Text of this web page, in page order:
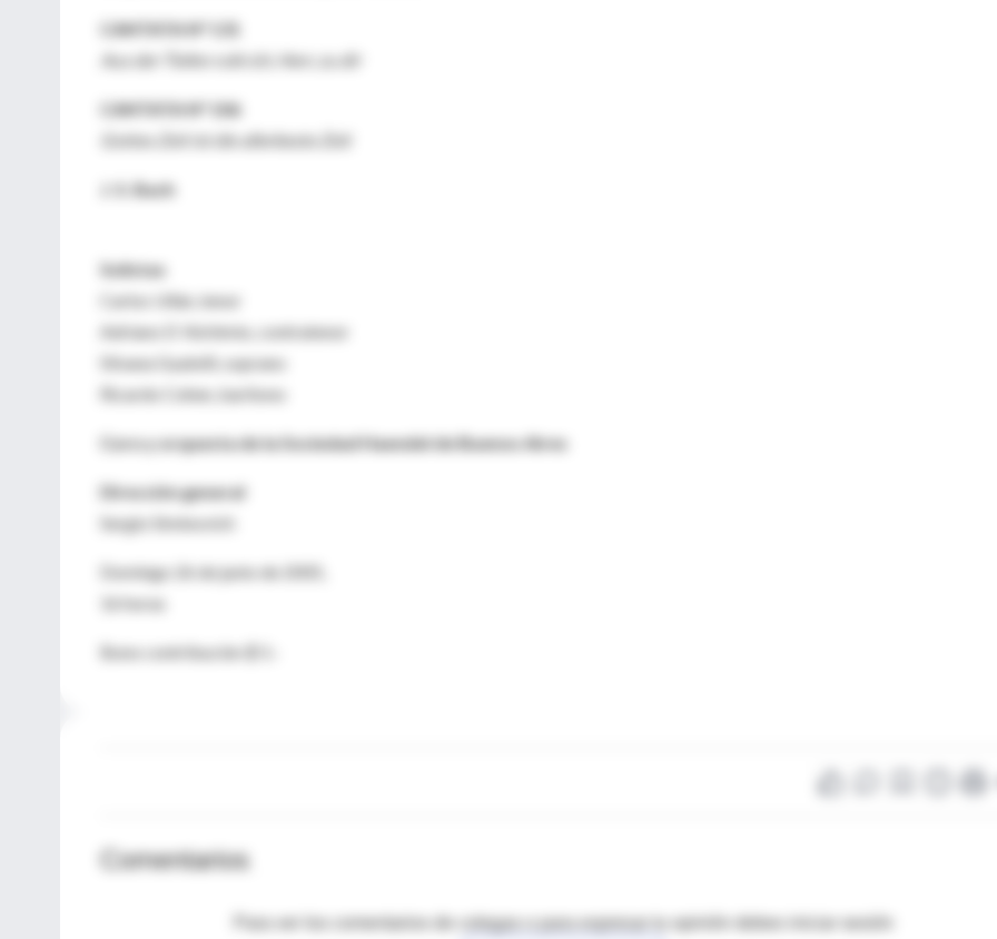
CANTATA N° 131
Aus der Tiefen rufe ich, Herr, zu dir
CANTATA N° 106
Gottes Zeit ist die allerbeste Zeit
J. S. Bach
Solistas
Carlos Ullán, tenor
Adriano D´Alchimio, contratenor
Silvana Guatelli, soprano
Ricardo Cohen, barítono
Coro y orquestade la Sociedad Haendel de Buenos Aires
Dirección general
Sergio Siminovich
Domingo 26 de junio de 2005,
16 horas
Bono contribución $ 5.-
Comentarios
Para ver los comentarios de colegas o para expresar tu opinión debes iniciar sesión